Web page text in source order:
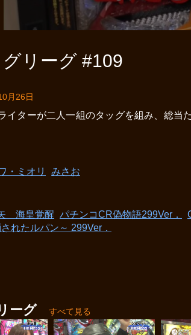
リーグ #109
月26日
イターが二人一組のタッグを組み、総
・ミオリ みさお
海皇覚醒 パチンコCR偽物語299Ver．
れたルパン～ 299Ver．
ーグ
すべて見る